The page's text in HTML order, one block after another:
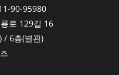
90-95980
로 129길 16
/ 6층(별관)